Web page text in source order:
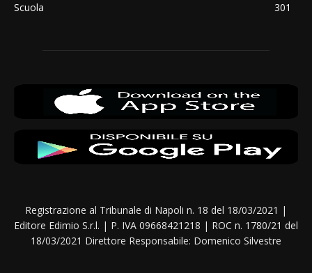
Scuola
301
Registrazione al Tribunale di Napoli n. 18 del 18/03/2021 |
Editore Edimio S.r.l. | P. IVA 09668421218 | ROC n. 1780/21 del
18/03/2021 Direttore Responsabile: Domenico Silvestre